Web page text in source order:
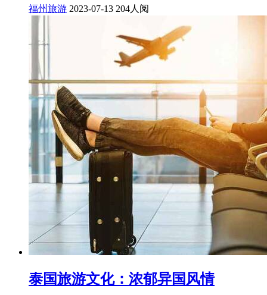
福州旅游 2023-07-13 204人阅
泰国旅游文化：浓郁异国风情